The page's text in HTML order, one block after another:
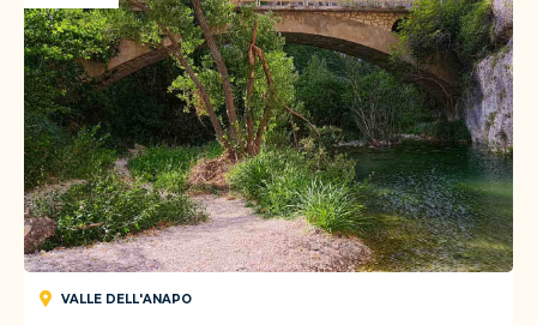
VALLE DELL'ANAPO